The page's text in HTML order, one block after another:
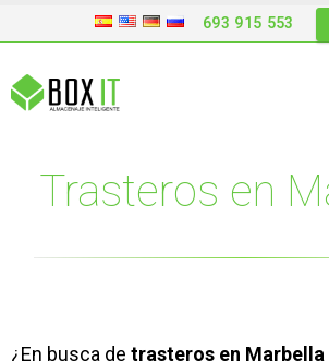
693 915 553
Trasteros en
¿En busca de trasteros en Marbella